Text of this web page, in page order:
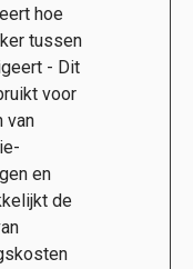
hoe
tussen
- Dit
voor
van
en
de